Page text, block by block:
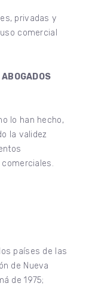
privadas y
comercial
lo han hecho,
la validez
países de las
de Nueva
de 1975;